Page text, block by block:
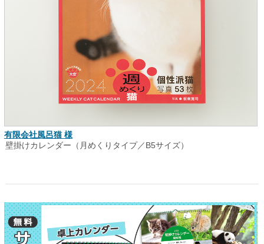
有限会社風呂猫 様
壁掛けカレンダー（月めくりタイプ／B5サイズ）